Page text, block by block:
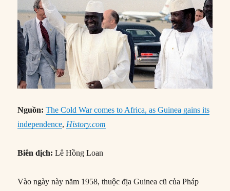
Nguồn:The Cold War comes to Africa, as Guinea gains its
independence,History.com
Biên dịch: Lê Hồng Loan
Vào ngày này năm 1958, thuộc địa Guinea cũ của Pháp